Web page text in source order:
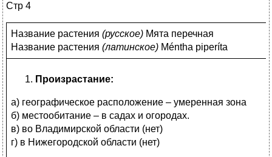
Стр 4
Название растения (русское) Мята перечная
Название растения (латинское) Méntha piperíta
Произрастание:
а) географическое расположение – умеренная зона
б) местообитание – в садах и огородах.
в) во Владимирской области (нет)
г) в Нижегородской области (нет)